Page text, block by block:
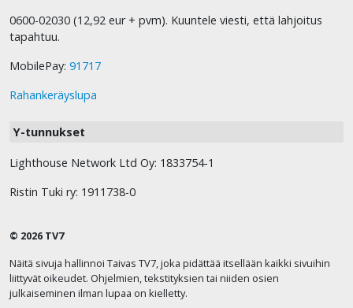
0600-02030 (12,92 eur + pvm). Kuuntele viesti, että lahjoitus
tapahtuu.
MobilePay: 91717
Rahankeräyslupa
Y-tunnukset
Lighthouse Network Ltd Oy: 1833754-1
Ristin Tuki ry: 1911738-0
© 2026 TV7
Näitä sivuja hallinnoi Taivas TV7, joka pidättää itsellään kaikki sivuihin
liittyvät oikeudet. Ohjelmien, tekstityksien tai niiden osien
julkaiseminen ilman lupaa on kielletty.